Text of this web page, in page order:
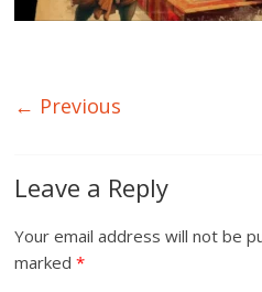
← Previous
Leave a Reply
Your email address will not be
marked*